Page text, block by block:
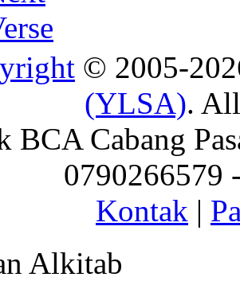
© 2005-
(YLSA).
BCA Cabang
0790266579
Kontak |
Alkitab